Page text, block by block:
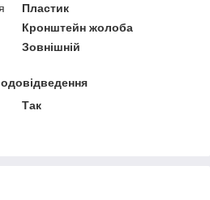
Пластик
Кронштейн жолоба
Зовнішній
Так